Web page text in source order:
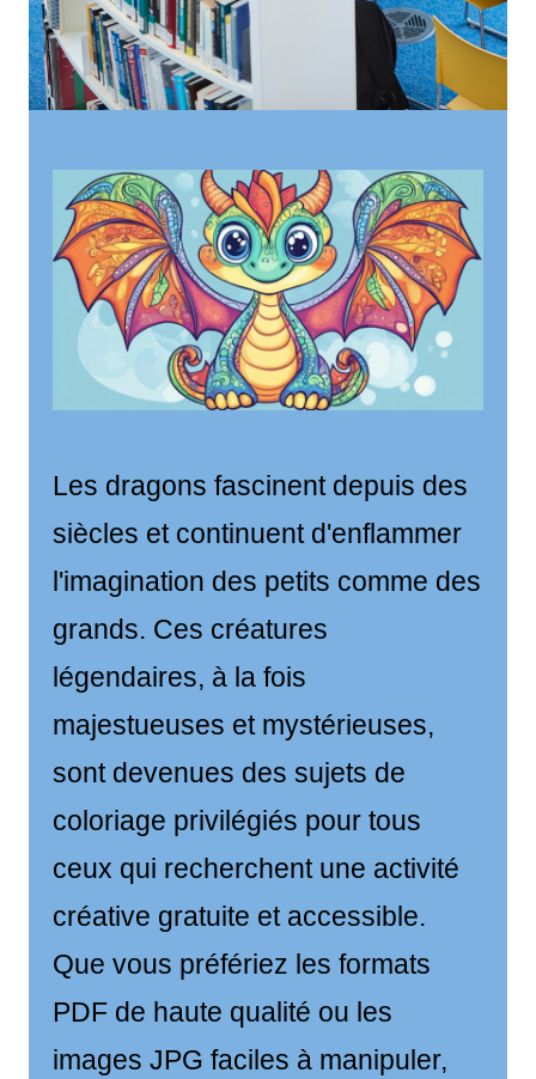
Les dragons fascinent depuis des
siècles et continuent d'enflammer
l'imagination des petits comme des
grands. Ces créatures
légendaires, à la fois
majestueuses et mystérieuses,
sont devenues des sujets de
coloriage privilégiés pour tous
ceux qui recherchent une activité
créative gratuite et accessible.
Que vous préfériez les formats
PDF de haute qualité ou les
images JPG faciles à manipuler,